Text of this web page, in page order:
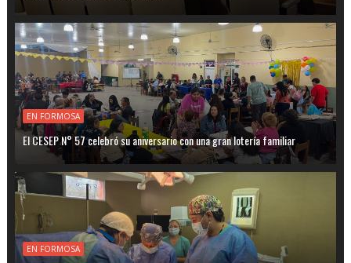
EN FORMOSA
El CESEP N° 57 celebró su aniversario con una gran lotería familiar
EN FORMOSA